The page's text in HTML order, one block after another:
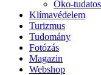
Öko-
Klímavédelem
Turizmus
Tudomány
Fotózás
Magazin
Webshop